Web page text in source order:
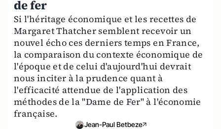
de fer
Si l'héritage économique et les recettes de
Margaret Thatcher semblent recevoir un
nouvel écho ces derniers temps en France,
la comparaison du contexte économique de
l'époque et de celui d'aujourd'hui devrait
nous inciter à la prudence quant à
l'efficacité attendue de l'application des
méthodes de la "Dame de Fer" à l'économie
française.
Jean-Paul Betbeze